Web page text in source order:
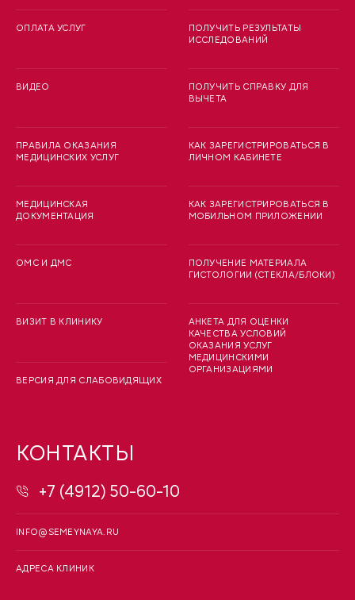
ОПЛАТА УСЛУГ
ВИДЕО
ПРАВИЛА ОКАЗАНИЯ
МЕДИЦИНСКИХ УСЛУГ
МЕДИЦИНСКАЯ
ДОКУМЕНТАЦИЯ
ОМС И ДМС
ВИЗИТ В КЛИНИКУ
ВЕРСИЯ ДЛЯ СЛАБОВИДЯЩИХ
ПОЛУЧИТЬ РЕЗУЛЬТАТЫ
ИССЛЕДОВАНИЙ
ПОЛУЧИТЬ СПРАВКУ ДЛЯ
ВЫЧЕТА
КАК ЗАРЕГИСТРИРОВАТЬСЯ В
ЛИЧНОМ КАБИНЕТЕ
КАК ЗАРЕГИСТРИРОВАТЬСЯ В
МОБИЛЬНОМ ПРИЛОЖЕНИИ
ПОЛУЧЕНИЕ МАТЕРИАЛА
ГИСТОЛОГИИ (СТЕКЛА/БЛОКИ)
АНКЕТА ДЛЯ ОЦЕНКИ
КАЧЕСТВА УСЛОВИЙ
ОКАЗАНИЯ УСЛУГ
МЕДИЦИНСКИМИ
ОРГАНИЗАЦИЯМИ
КОНТАКТЫ
+7 (4912) 50-60-10
INFO@SEMEYNAYA.RU
АДРЕСА КЛИНИК